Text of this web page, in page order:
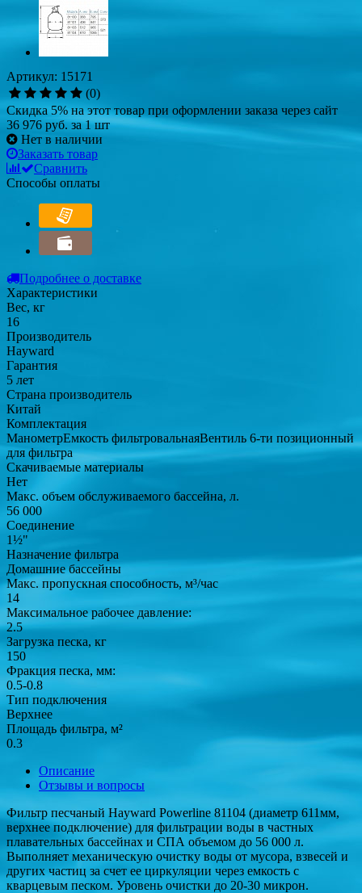
Артикул: 15171
(0)
Скидка 5% на этот товар при оформлении заказа через сайт
36 976 руб. за 1 шт
Нет в наличии
Заказать товар
Сравнить
Способы оплаты
Подробнее о доставке
Характеристики
Вес, кг
16
Производитель
Hayward
Гарантия
5 лет
Страна производитель
Китай
Комплектация
МанометрЕмкость фильтровальнаяВентиль 6-ти позиционный
для фильтра
Скачиваемые материалы
Нет
Макс. объем обслуживаемого бассейна, л.
56 000
Соединение
1½"
Назначение фильтра
Домашние бассейны
Макс. пропускная способность, м³/час
14
Максимальное рабочее давление:
2.5
Загрузка песка, кг
150
Фракция песка, мм:
0.5-0.8
Тип подключения
Верхнее
Площадь фильтра, м²
0.3
Описание
Отзывы и вопросы
Фильтр песчаный Hayward Powerline 81104 (диаметр 611мм,
верхнее подключение) для фильтрации воды в частных
плавательных бассейнах и СПА объемом до 56 000 л.
Выполняет механическую очистку воды от мусора, взвесей и
других частиц за счет ее циркуляции через емкость с
кварцевым песком. Уровень очистки до 20-30 микрон.